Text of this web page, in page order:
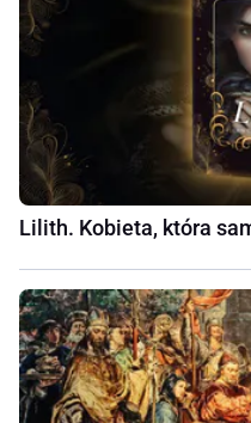
Lilith. Kobieta, która